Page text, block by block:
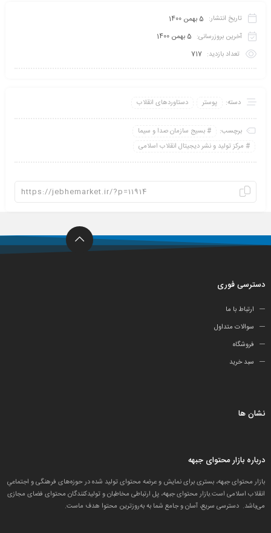
تاریخ انتشار: 5 بهمن 1400
آخرین بروزرسانی: 5 بهمن 1400
تعداد بازدید: 717
دسته: پوستر دستاوردهای انقلاب
برچسب:
بسیج سازمان صدا و سیما
مرکز تولید و نشر دیجیتال انقلاب اسلامی
دسترسی فوری
ارتباط با ما
سوالات متداول
فروشگاه
سبد خرید
نشان ها
درباره بازار محتوای جبهه
بازار محتوای جبهه، بستری برای نمایش و عرضه محتوای تولید شده در حوزه‌های فرهنگی و اجتماعیِ
انقلاب اسلامی است.بازار محتوای جبهه، پل ارتباطی مخاطبان و تولید‌کنندگان محتوای فضای مجازی
می‌باشد. دسترسی سریع، آسان و جامع شما به به‌روزترین محتوا هدف ماست.